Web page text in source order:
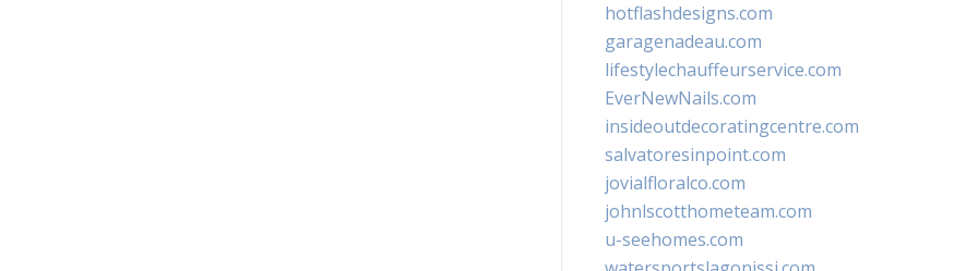
hotflashdesigns.com
garagenadeau.com
lifestylechauffeurservice.com
EverNewNails.com
insideoutdecoratingcentre.com
salvatoresinpoint.com
jovialfloralco.com
johnlscotthometeam.com
u-seehomes.com